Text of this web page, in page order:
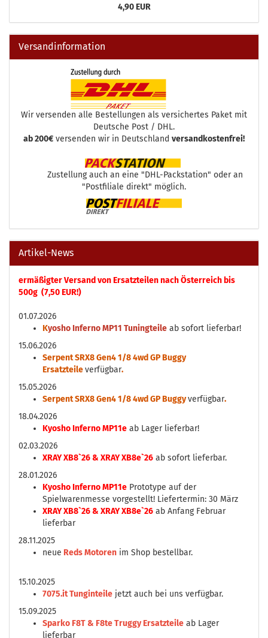
4,90 EUR
Versandinformation
Wir versenden alle Bestellungen als versichertes Paket mit
Deutsche Post / DHL.
ab 200€ versenden wir in Deutschland versandkostenfrei!
Zustellung auch an eine "DHL-Packstation" oder an
"Postfiliale direkt" möglich.
Artikel-News
ermäßigter Versand von Ersatzteilen nach Österreich bis
500g (7,50 EUR!)
01.07.2026
Kyosho Inferno MP11 Tuningteile ab sofort lieferbar!
15.06.2026
Serpent SRX8 Gen4 1/8 4wd GP Buggy
Ersatzteileverfügbar.
15.05.2026
Serpent SRX8 Gen4 1/8 4wd GP Buggyverfügbar.
18.04.2026
Kyosho Inferno MP11e ab Lager lieferbar!
02.03.2026
XRAY XB8`26 & XRAY XB8e`26 ab sofort lieferbar.
28.01.2026
Kyosho Inferno MP11e Prototype auf der
Spielwarenmesse vorgestellt! Liefertermin: 30 März
XRAY XB8`26 & XRAY XB8e`26 ab Anfang Februar
lieferbar
28.11.2025
neue Reds Motoren im Shop bestellbar.
15.10.2025
7075.it Tunginteile jetzt auch bei uns verfügbar.
15.09.2025
Sparko F8T & F8te Truggy Ersatzteile ab Lager
lieferbar